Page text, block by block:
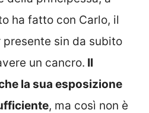
ha fatto con Carlo, il
sin da subito
un cancro. Il
la sua esposizione
, ma così non è